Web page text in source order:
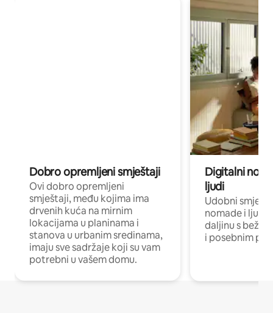
Dobro opremljeni smještaji
Ovi dobro opremljeni
smještaji, među kojima ima
drvenih kuća na mirnim
lokacijama u planinama i
stanova u urbanim sredinama,
imaju sve sadržaje koji su vam
potrebni u vašem domu.
Digitalni
ljudi
Udobni
nomade i ljude
daljinu s
i posebnim